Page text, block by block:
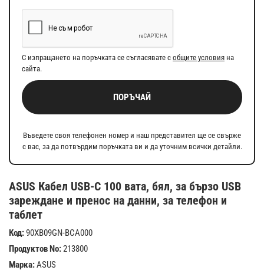
ASUS Кабел USB-C 100 вата, бял, за бързо USB
зареждане и пренос на данни, за телефон и
таблет
Код:90XB09GN-BCA000
Продуктов No:213800
Марка:ASUS
С изпращането на поръчката се съгласявате с общите условия на
сайта.
ПОРЪЧАЙ
Въведете своя телефонен номер и наш представител ще се свърже
с вас, за да потвърдим поръчката ви и да уточним всички детайли.